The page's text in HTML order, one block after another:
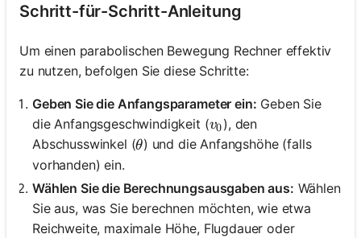
Schritt-für-Schritt-Anleitung
Um einen parabolischen Bewegung Rechner effektiv
zu nutzen, befolgen Sie diese Schritte:
Geben Sie die Anfangsparameter ein: Geben Sie
die Anfangsgeschwindigkeit (v_0
v0), den
Abschusswinkel (\theta
θ) und die Anfangshöhe (falls
vorhanden) ein.
Wählen Sie die Berechnungsausgaben aus: Wählen
Sie aus, was Sie berechnen möchten, wie etwa
Reichweite, maximale Höhe, Flugdauer oder